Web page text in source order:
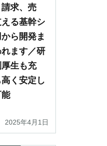
求、売
る基幹シ
ら開発ま
ます／研
生も充
く安定し
2025年4月1日